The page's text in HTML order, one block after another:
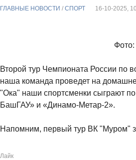
ГЛАВНЫЕ НОВОСТИ / CПОРТ 16-10-2025,
Второй тур Чемпионата России по
наша команда проведет на
"Ока" наши спортсменки сыграют
БашГАУ» и «Динамо-Метар-2».
Напомним, первый тур ВК "Муром"
Лайк